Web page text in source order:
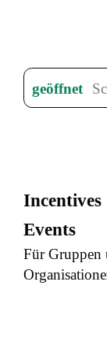
geöffnet
Events
Für Gruppen